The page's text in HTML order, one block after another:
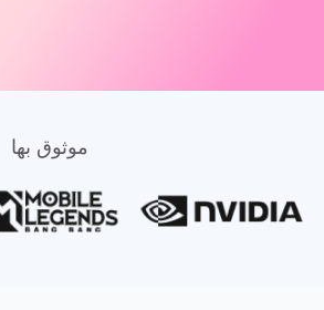
موثوق بها